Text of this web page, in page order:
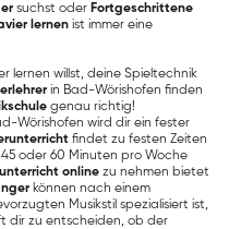
suchst oder Fortgeschrittene
lernen ist immer eine
lernen willst, deine Spieltechnik
in Bad-Wörishofen finden
genau richtig!
Wörishofen wird dir ein fester
findet zu festen Zeiten
oder 60 Minuten pro Woche
online zu nehmen bietet
können nach einem
Musikstil spezialisiert ist,
dir zu entscheiden, ob der